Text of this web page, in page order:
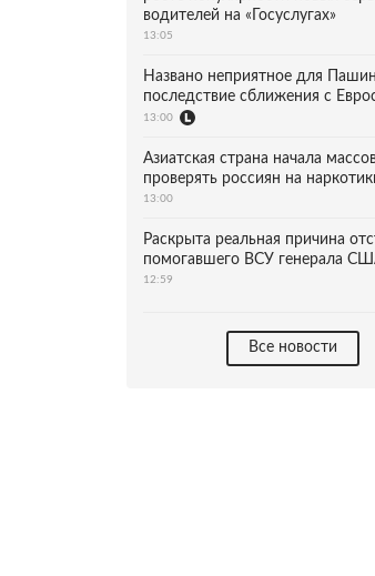
водителей на «Госуслугах»
13:05
Названо неприятное для
последствие сближения с
13:00
Азиатская страна начала
проверять россиян на
13:00
Раскрыта реальная причина
помогавшего ВСУ генерала
12:59
Все новости